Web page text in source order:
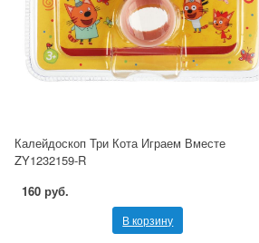
Калейдоскоп Три Кота Играем Вместе
ZY1232159-R
160 руб.
В корзину